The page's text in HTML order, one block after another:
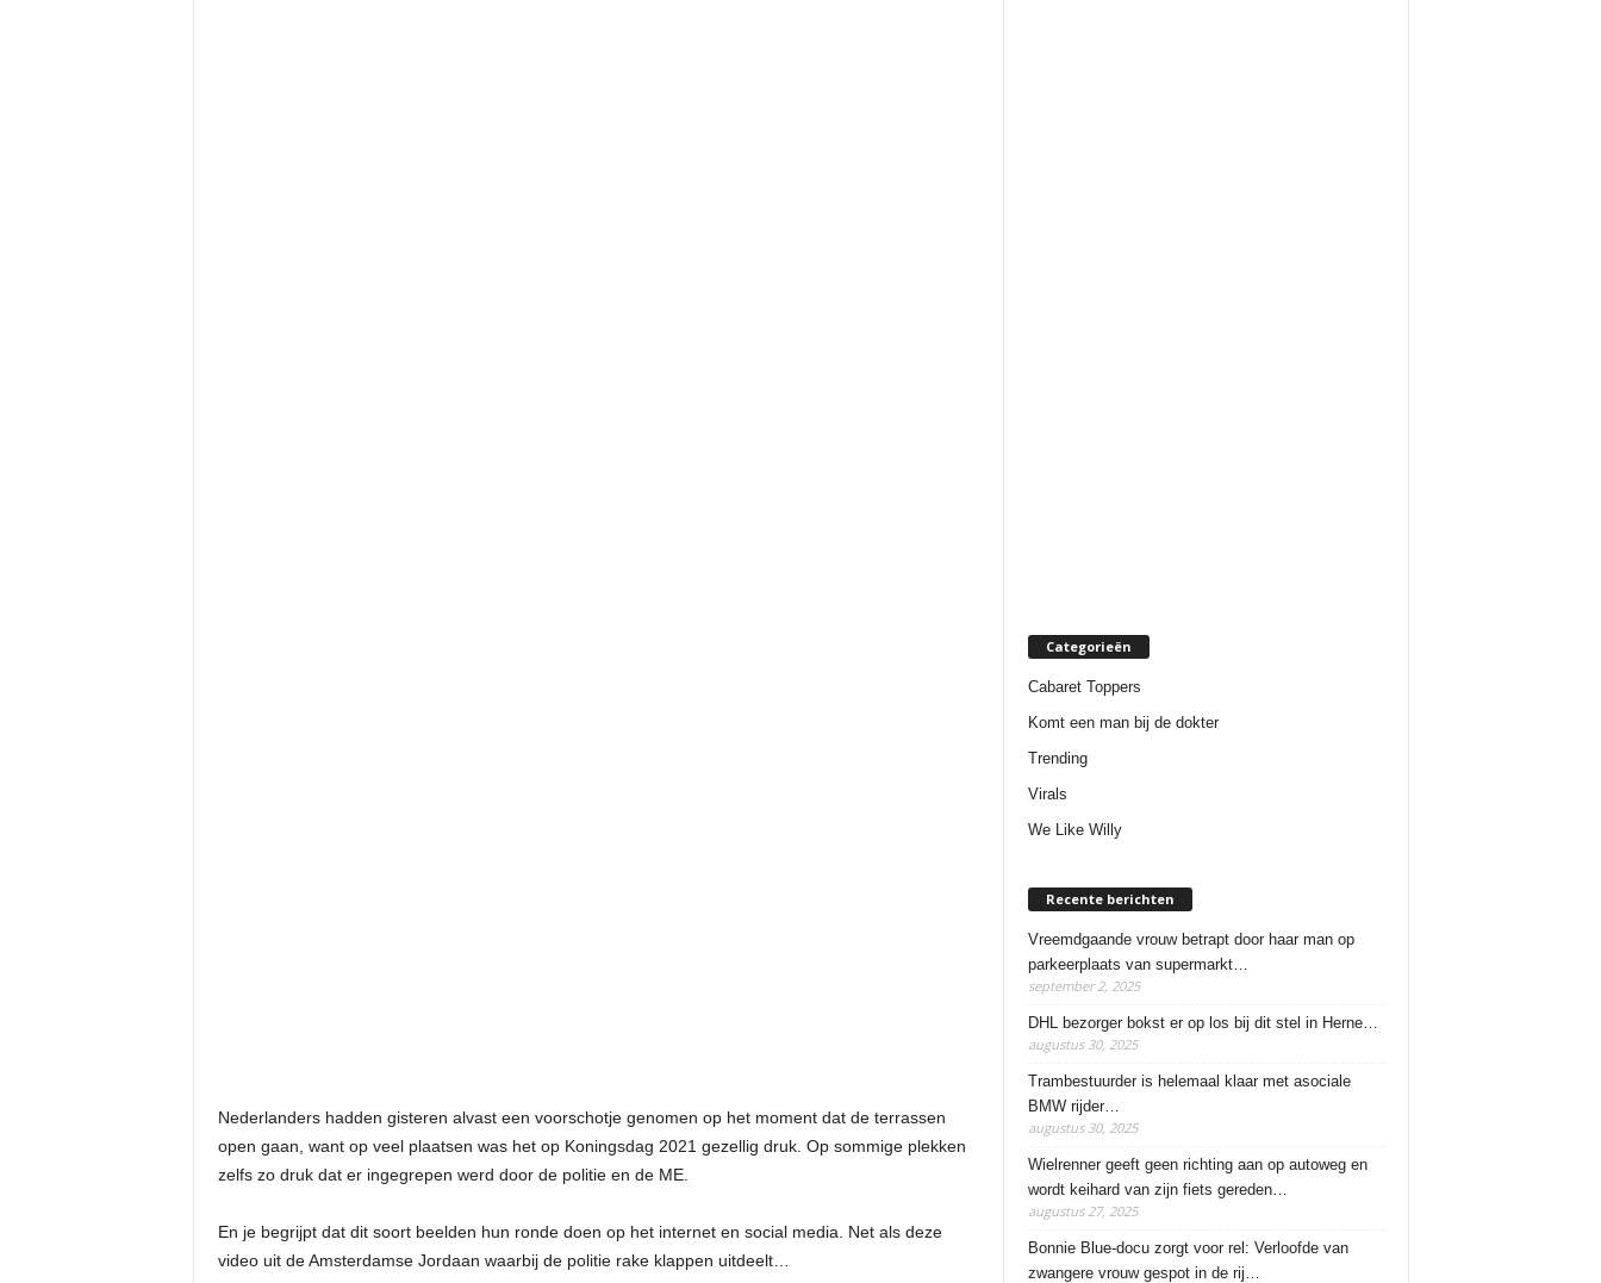
Nederlanders hadden gisteren alvast een voorschotje genomen op het moment dat de terrassen
open gaan, want op veel plaatsen was het op Koningsdag 2021 gezellig druk. Op sommige plekken
zelfs zo druk dat er ingegrepen werd door de politie en de ME.
En je begrijpt dat dit soort beelden hun ronde doen op het internet en social media. Net als deze
video uit de Amsterdamse Jordaan waarbij de politie rake klappen uitdeelt…
Categorieën
Cabaret Toppers
Komt een man bij de dokter
Trending
Virals
We Like Willy
Recente berichten
Vreemdgaande vrouw betrapt door haar man op
parkeerplaats van supermarkt…
september 2, 2025
DHL bezorger bokst er op los bij dit stel in Herne…
augustus 30, 2025
Trambestuurder is helemaal klaar met asociale
BMW rijder…
augustus 30, 2025
Wielrenner geeft geen richting aan op autoweg en
wordt keihard van zijn fiets gereden…
augustus 27, 2025
Bonnie Blue-docu zorgt voor rel: Verloofde van
zwangere vrouw gespot in de rij…